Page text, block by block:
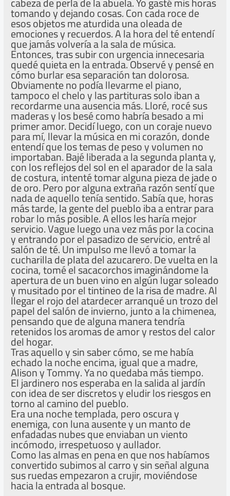
tomando y dejando cosas. Con cada roce de
esos objetos me aturdida una oleada de
emociones y recuerdos. A la hora del té entendí
que jamás volvería a la sala de música.
Entonces, tras subir con urgencia innecesaria
quedé quieta en la entrada. Observé y pensé en
cómo burlar esa separación tan dolorosa.
Obviamente no podía llevarme el piano,
tampoco el chelo y las partituras solo iban a
recordarme una ausencia más. Lloré, rocé sus
maderas y los besé como habría besado a mi
primer amor. Decidí luego, con un coraje nuevo
para mí, llevar la música en mi corazón, donde
entendí que los temas de peso y volumen no
importaban. Bajé liberada a la segunda planta y,
con los reflejos del sol en el aparador de la sala
de costura, intenté tomar alguna pieza de jade o
de oro. Pero por alguna extraña razón sentí que
nada de aquello tenía sentido. Sabía que, horas
más tarde, la gente del pueblo iba a entrar para
robar lo más posible. A ellos les haría mejor
servicio. Vague luego una vez más por la cocina
y entrando por el pasadizo de servicio, entré al
salón de té. Un impulso me llevó a tomar la
cucharilla de plata del azucarero. De vuelta en la
cocina, tomé el sacacorchos imaginándome la
apertura de un buen vino en algún lugar soleado
y musitado por el tintineo de la risa de madre. Al
llegar el rojo del atardecer arranqué un trozo del
papel del salón de invierno, junto a la chimenea,
pensando que de alguna manera tendría
retenidos los aromas de amor y restos del calor
del hogar.
Tras aquello y sin saber cómo, se me había
echado la noche encima, igual que a madre,
Alison y Tommy. Ya no quedaba más tiempo.
El jardinero nos esperaba en la salida al jardín
con idea de ser discretos y eludir los riesgos en
torno al camino del pueblo.
Era una noche templada, pero oscura y
enemiga, con luna ausente y un manto de
enfadadas nubes que enviaban un viento
incómodo, irrespetuoso y aullador.
Como las almas en pena en que nos habíamos
convertido subimos al carro y sin señal alguna
sus ruedas empezaron a crujir, moviéndose
hacia la entrada al bosque.